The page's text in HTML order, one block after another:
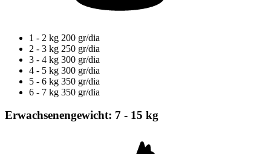
1 - 2 kg 200 gr/dia
2 - 3 kg 250 gr/dia
3 - 4 kg 300 gr/dia
4 - 5 kg 300 gr/dia
5 - 6 kg 350 gr/dia
6 - 7 kg 350 gr/dia
Erwachsenengewicht: 7 - 15 kg